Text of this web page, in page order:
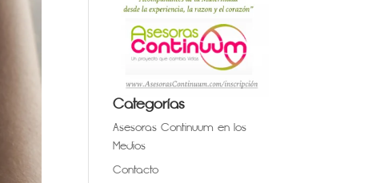
Categorías
Asesoras Continuum en los
Medios
Contacto